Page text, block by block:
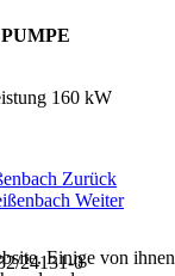
160 kW
Zurück
Weiter
24131-0
Einige von ihnen